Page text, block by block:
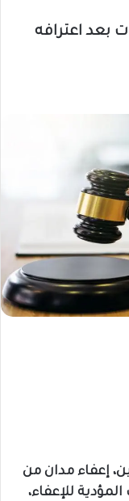
من السجن 5 سنوات بعد اعترافه
إعفاء مدان من
للإعفاء،